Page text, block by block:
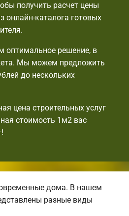
получить расчет цены
онлайн-каталога готовых
оптимальное решение, в
Мы можем предложить
до нескольких
цена строительных услуг
стоимость 1м2 вас
дома. В нашем
разные виды